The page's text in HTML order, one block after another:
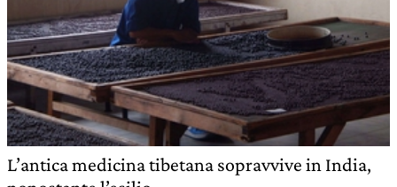
L’antica medicina tibetana sopravvive in India,